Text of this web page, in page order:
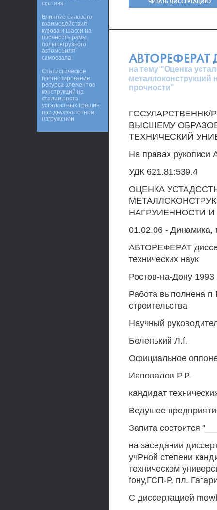
АВТОРЕФЕРАТ
на тему "Оценка
металлоконструкций
прочности"
ВЫСШЕМУ
ТЕХНИЧЕСКИЙ
На правах
УДК 621.81:539.4
ОЦЕНКА
НАГРУИЕННОСТИ
01.02.06 - Динамика,
АВТОРЕФЕРАТ
технических наук
Ростов-на-Дону 1993
Работа выполнена п
строительства
Научный
Беленький Л.f.
Официальное
Иаповалов P.P.
кандидат
Ведушее
Запита состоится
на заседании
учРной степени
техническом
fону,ГСП-Р, пл.
С диссертацией
состава
Влияние силового
взаимодействия
кузова и шасси на
прочность рамы
большегрузного
автомобиля-
самосвала
Статистическое
прогнозирование
ресурса элементов
конструкций на
стадии роста
усталостных трещин
при двухчастотном
нагружении